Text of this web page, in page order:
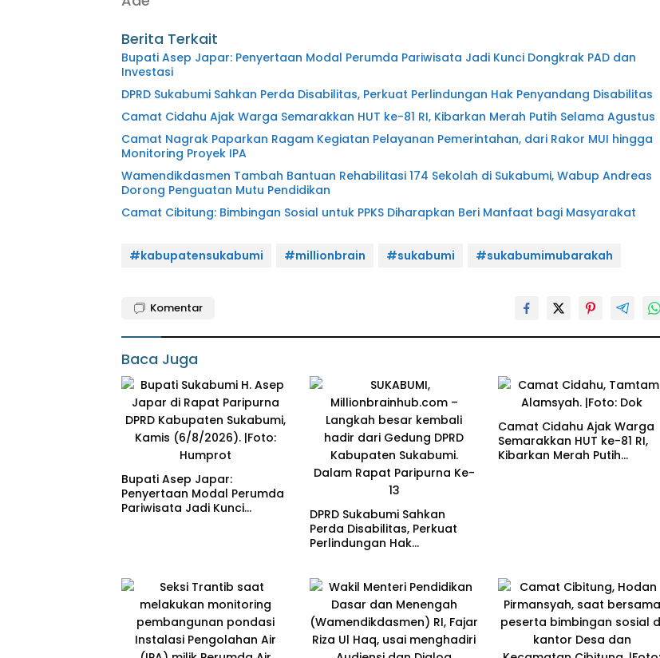
Berita Terkait
Bupati Asep Japar: Penyertaan Modal Perumda Pariwisata Jadi Kunci Dongkrak PAD dan
Investasi
DPRD Sukabumi Sahkan Perda Disabilitas, Perkuat Perlindungan Hak Penyandang Disabilitas
Camat Cidahu Ajak Warga Semarakkan HUT ke-81 RI, Kibarkan Merah Putih Selama Agustus
Camat Nagrak Paparkan Ragam Kegiatan Pelayanan Pemerintahan, dari Rakor MUI hingga
Monitoring Proyek IPA
Wamendikdasmen Tambah Bantuan Rehabilitasi 174 Sekolah di Sukabumi, Wabup Andreas
Dorong Penguatan Mutu Pendidikan
Camat Cibitung: Bimbingan Sosial untuk PPKS Diharapkan Beri Manfaat bagi Masyarakat
#kabupatensukabumi #millionbrain #sukabumi #sukabumimubarakah
Komentar
Baca Juga
Bupati Asep Japar:
Penyertaan Modal Perumda
Pariwisata Jadi Kunci
DPRD Sukabumi Sahkan
Perda Disabilitas, Perkuat
Perlindungan Hak
Camat Cidahu Ajak Warga
Semarakkan HUT ke-81 RI,
Kibarkan Merah Putih